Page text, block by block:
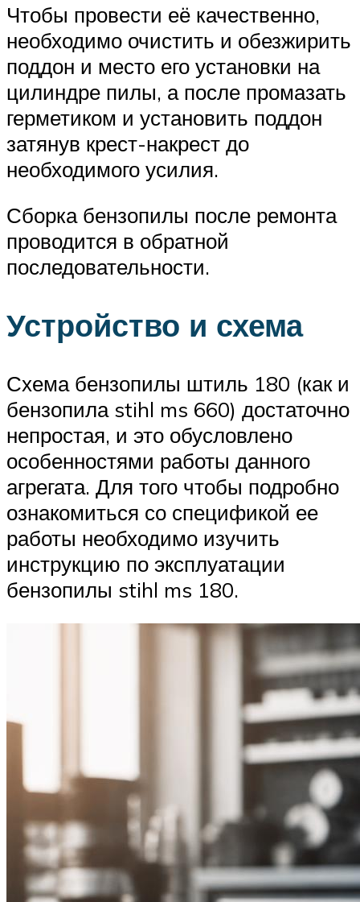
Чтобы провести её качественно,
необходимо очистить и обезжирить
поддон и место его установки на
цилиндре пилы, а после промазать
герметиком и установить поддон
затянув крест-накрест до
необходимого усилия.
Сборка бензопилы после ремонта
проводится в обратной
последовательности.
Устройство и схема
Схема бензопилы штиль 180 (как и
бензопила stihl ms 660) достаточно
непростая, и это обусловлено
особенностями работы данного
агрегата. Для того чтобы подробно
ознакомиться со спецификой ее
работы необходимо изучить
инструкцию по эксплуатации
бензопилы stihl ms 180.